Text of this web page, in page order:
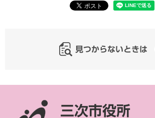
見つからないときは
三次市役所